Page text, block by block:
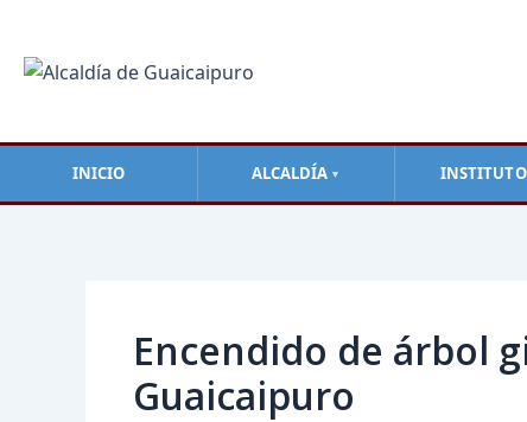
INICIO ALCALDÍA ▼
contenido
Encendido de árbol
Guaicaipuro